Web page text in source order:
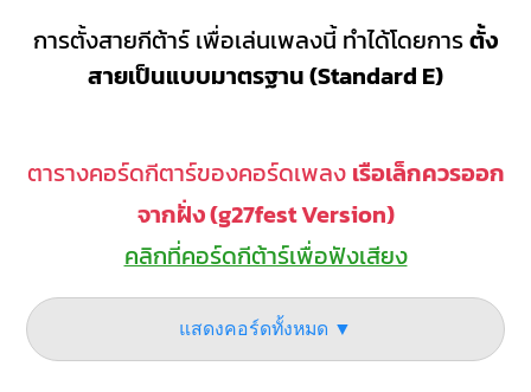
การตั้งสายกีต้าร์ เพื่อเล่นเพลงนี้ ทำได้โดยการตั้ง
สายเป็นแบบมาตรฐาน (Standard E)
ตารางคอร์ดกีตาร์ของคอร์ดเพลง เรือเล็กควรออก
จากฝั่ง (g27fest Version)
คลิกที่คอร์ดกีต้าร์เพื่อฟังเสียง
แสดงคอร์ดทั้งหมด ▼